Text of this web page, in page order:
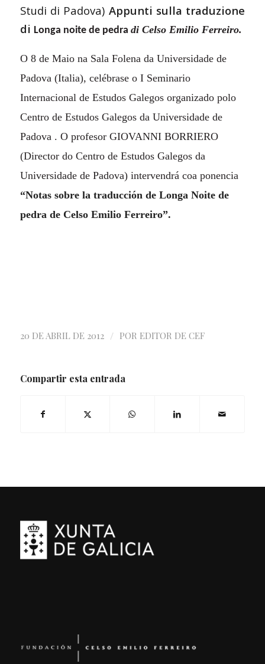
Studi di Padova) Appunti sulla traduzione
di Longa noite de pedra di Celso Emilio Ferreiro.
O 8 de Maio na Sala Folena da Universidade de
Padova (Italia), celébrase o I Seminario
Internacional de Estudos Galegos organizado polo
Centro de Estudos Galegos da Universidade de
Padova . O profesor GIOVANNI BORRIERO
(Director do Centro de Estudos Galegos da
Universidade de Padova) intervendrá coa ponencia
“Notas sobre la traducción de Longa Noite de
pedra de Celso Emilio Ferreiro”.
20 DE ABRIL DE 2012 / POR EDITOR DE CEF
Compartir esta entrada